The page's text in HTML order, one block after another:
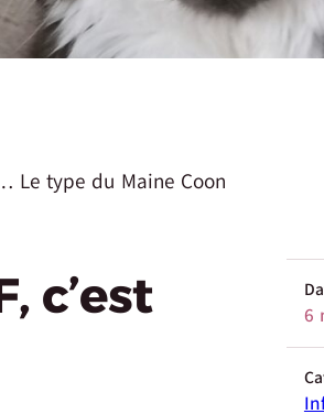
Le type du Maine Coon
c’est
6